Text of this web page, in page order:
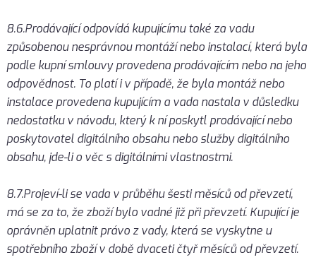
8.6.Prodávající odpovídá kupujícímu také za vadu
způsobenou nesprávnou montáží nebo instalací, která byla
podle kupní smlouvy provedena prodávajícím nebo na jeho
odpovědnost. To platí i v případě, že byla montáž nebo
instalace provedena kupujícím a vada nastala v důsledku
nedostatku v návodu, který k ní poskytl prodávající nebo
poskytovatel digitálního obsahu nebo služby digitálního
obsahu, jde-li o věc s digitálními vlastnostmi.
8.7.Projeví-li se vada v průběhu šesti měsíců od převzetí,
má se za to, že zboží bylo vadné již při převzetí. Kupující je
oprávněn uplatnit právo z vady, která se vyskytne u
spotřebního zboží v době dvaceti čtyř měsíců od převzetí.